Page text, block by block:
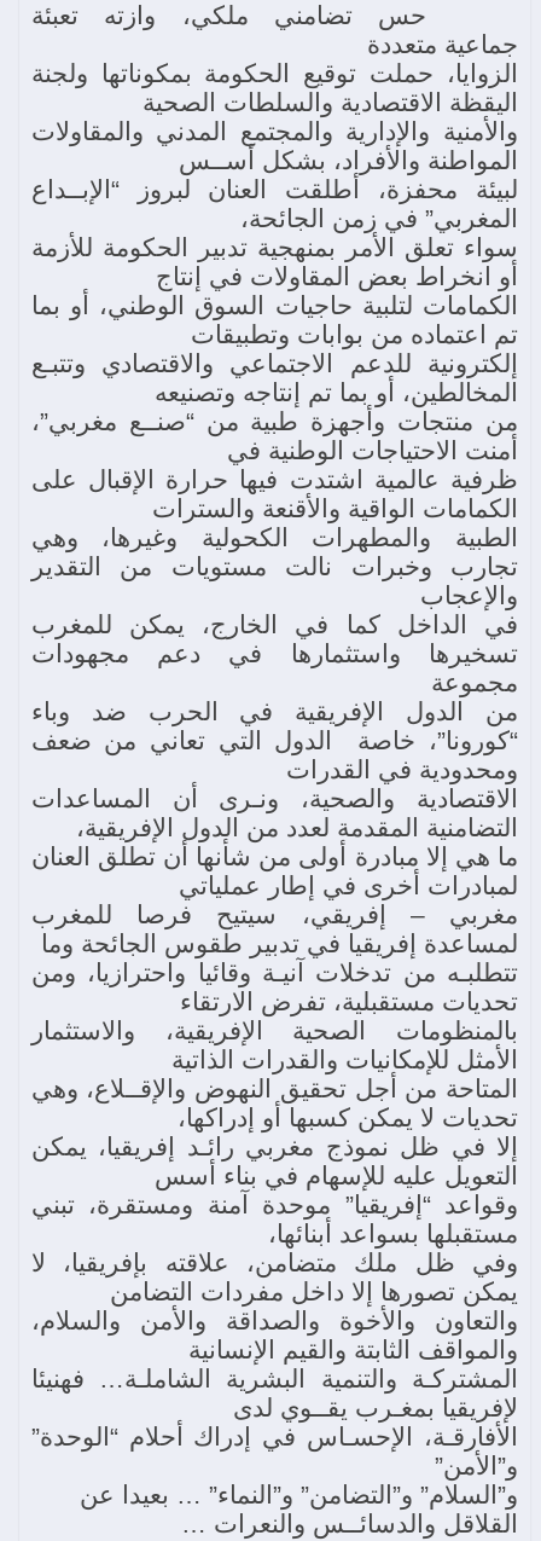
حس تضامني ملكي، وازته تعبئة
جماعية متعددة
الزوايا، حملت توقيع الحكومة بمكوناتها ولجنة
اليقظة الاقتصادية والسلطات الصحية
والأمنية والإدارية والمجتمع المدني والمقاولات
المواطنة والأفراد، بشكل أســس
لبيئة محفزة، أطلقت العنان لبروز “الإبــداع
المغربي” في زمن الجائحة،
سواء تعلق الأمر بمنهجية تدبير الحكومة للأزمة
أو انخراط بعض المقاولات في إنتاج
الكمامات لتلبية حاجيات السوق الوطني، أو بما
تم اعتماده من بوابات وتطبيقات
إلكترونية للدعم الاجتماعي والاقتصادي وتتبـع
المخالطين، أو بما تم إنتاجه وتصنيعه
من منتجات وأجهزة طبية من “صنــع مغربي”،
أمنت الاحتياجات الوطنية في
ظرفية عالمية اشتدت فيها حرارة الإقبال على
الكمامات الواقية والأقنعة والسترات
الطبية والمطهرات الكحولية وغيرها، وهي
تجارب وخبرات نالت مستويات من التقدير
والإعجاب
في الداخل كما في الخارج، يمكن للمغرب
تسخيرها واستثمارها في دعم مجهودات
مجموعة
من الدول الإفريقية في الحرب ضد وباء
“كورونا”، خاصة الدول التي تعاني من ضعف
ومحدودية في القدرات
الاقتصادية والصحية، ونـرى أن المساعدات
التضامنية المقدمة لعدد من الدول الإفريقية،
ما هي إلا مبادرة أولى من شأنها أن تطلق العنان
لمبادرات أخرى في إطار عملياتي
مغربي – إفريقي، سيتيح فرصا للمغرب
لمساعدة إفريقيا في تدبير طقوس الجائحة وما
تتطلبـه من تدخلات آنيـة وقائيا واحترازيا، ومن
تحديات مستقبلية، تفرض الارتقاء
بالمنظومات الصحية الإفريقية، والاستثمار
الأمثل للإمكانيات والقدرات الذاتية
المتاحة من أجل تحقيق النهوض والإقــلاع، وهي
تحديات لا يمكن كسبها أو إدراكها،
إلا في ظل نموذج مغربي رائـد إفريقيا، يمكن
التعويل عليه للإسهام في بناء أسس
وقواعد “إفريقيا” موحدة آمنة ومستقرة، تبني
مستقبلها بسواعد أبنائها،
وفي ظل ملك متضامن، علاقته بإفريقيا، لا
يمكن تصورها إلا داخل مفردات التضامن
والتعاون والأخوة والصداقة والأمن والسلام،
والمواقف الثابتة والقيم الإنسانية
المشتركـة والتنمية البشرية الشاملـة… فهنيئا
لإفريقيا بمغـرب يقــوي لدى
الأفارقـة، الإحسـاس في إدراك أحلام “الوحدة”
و”الأمن”
و”السلام” و”التضامن” و”النماء” … بعيدا عن
القلاقل والدسائــس والنعرات …